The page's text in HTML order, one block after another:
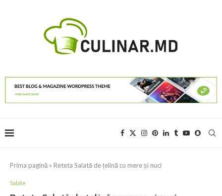
Prima pagină » Reteta Salată de țelină cu mere și nuci
Salate